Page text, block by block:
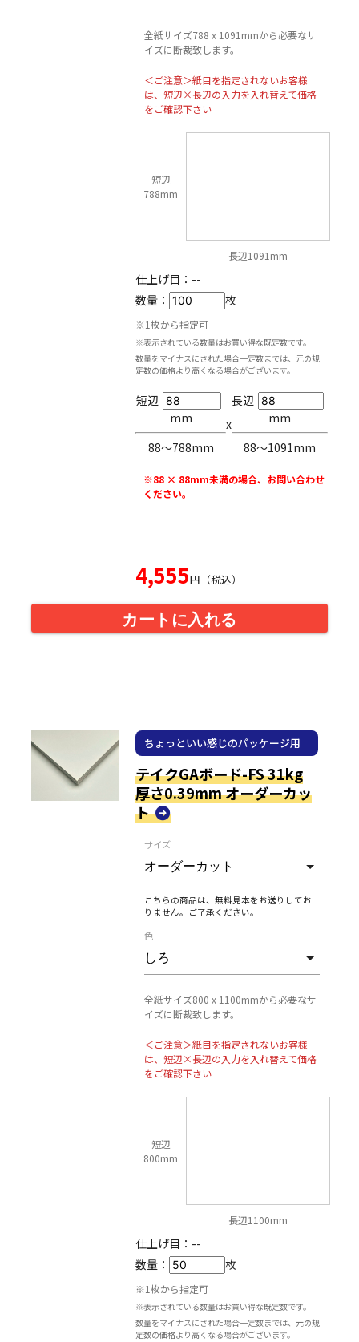
全紙サイズ788 x 1091mmから必要なサ
イズに断裁致します。
＜ご注意＞紙目を指定されないお客様
は、短辺×長辺の入力を入れ替えて価格
をご確認下さい
短辺
788mm
長辺1091mm
仕上げ目： --
数量：
枚
※1枚から指定可
※表示されている数量はお買い得な既定数です。
数量をマイナスにされた場合一定数までは、元の規
定数の価格より高くなる場合がございます。
短辺
mm
88〜788mm
x
長辺
mm
88〜1091mm
※88 × 88mm未満の場合、お問い合わせ
ください。
4,555円（税込）
カートに入れる
ちょっといい感じのパッケージ用
紙
テイクGAボード-FS 31kg
厚さ0.39mm オーダーカッ
ト
サイズ
こちらの商品は、無料見本をお送りしてお
りません。ご了承ください。
色
全紙サイズ800 x 1100mmから必要なサ
イズに断裁致します。
＜ご注意＞紙目を指定されないお客様
は、短辺×長辺の入力を入れ替えて価格
をご確認下さい
短辺
800mm
長辺1100mm
仕上げ目： --
数量：
枚
※1枚から指定可
※表示されている数量はお買い得な既定数です。
数量をマイナスにされた場合一定数までは、元の規
定数の価格より高くなる場合がございます。